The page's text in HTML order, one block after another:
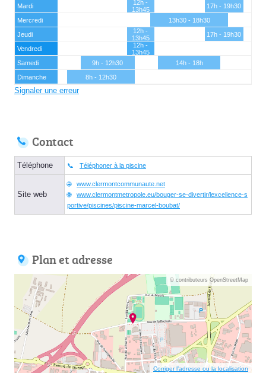
Mardi
12h -
13h45
17h - 19h30
Mercredi
13h30 - 18h30
Jeudi
12h -
13h45
17h - 19h30
Vendredi
12h -
13h45
Samedi
9h - 12h30
14h - 18h
Dimanche
8h - 12h30
Signaler une erreur
Contact
Téléphone Téléphoner à la piscine
Site web
www.clermontcommunaute.net
www.clermontmetropole.eu/bouger-se-divertir/lexcellence-s
portive/piscines/piscine-marcel-boubat/
Plan et adresse
© contributeurs OpenStreetMap
Corriger l’adresse ou la localisation